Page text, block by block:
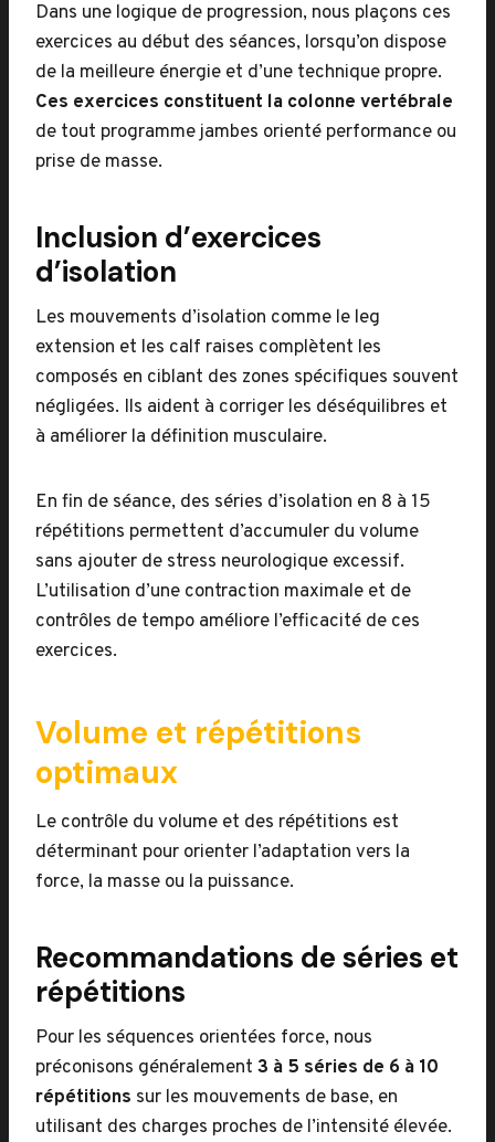
Dans une logique de progression, nous plaçons ces
exercices au début des séances, lorsqu’on dispose
de la meilleure énergie et d’une technique propre.
Ces exercices constituent la colonne vertébrale
de tout programme jambes orienté performance ou
prise de masse.
Inclusion d’exercices
d’isolation
Les mouvements d’isolation comme le leg
extension et les calf raises complètent les
composés en ciblant des zones spécifiques souvent
négligées. Ils aident à corriger les déséquilibres et
à améliorer la définition musculaire.
En fin de séance, des séries d’isolation en 8 à 15
répétitions permettent d’accumuler du volume
sans ajouter de stress neurologique excessif.
L’utilisation d’une contraction maximale et de
contrôles de tempo améliore l’efficacité de ces
exercices.
Volume et répétitions
optimaux
Le contrôle du volume et des répétitions est
déterminant pour orienter l’adaptation vers la
force, la masse ou la puissance.
Recommandations de séries et
répétitions
Pour les séquences orientées force, nous
préconisons généralement 3 à 5 séries de 6 à 10
répétitions sur les mouvements de base, en
utilisant des charges proches de l’intensité élevée.